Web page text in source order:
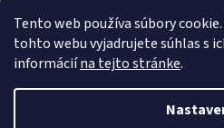
Tento web používa súbory
tohto webu vyjadrujete súhlas s
informáciína tejto stránke.